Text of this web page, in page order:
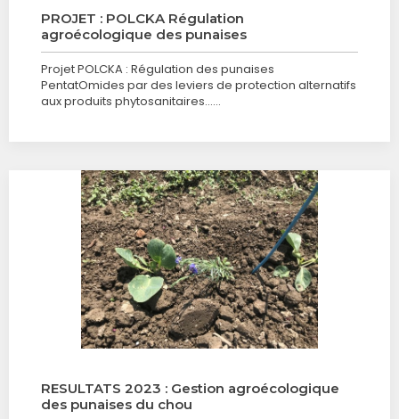
PROJET : POLCKA Régulation
agroécologique des punaises
Projet POLCKA : Régulation des punaises
PentatOmides par des leviers de protection alternatifs
aux produits phytosanitaires……
RESULTATS 2023 : Gestion agroécologique
des punaises du chou